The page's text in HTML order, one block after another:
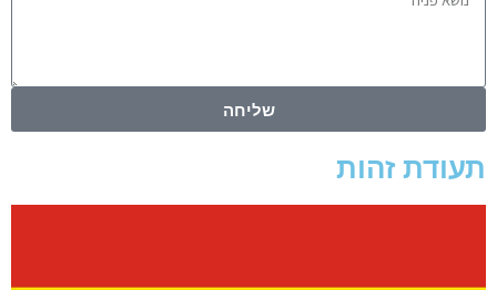
שליחה
תעודת זהות